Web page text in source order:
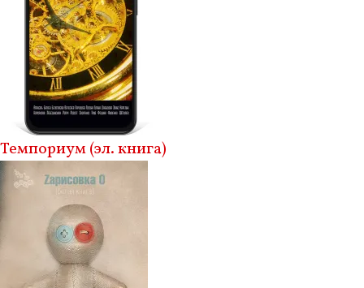
Темпориум (эл. книга)